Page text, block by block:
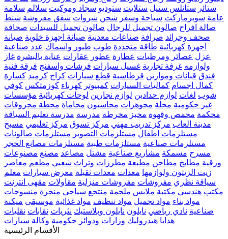
ستائر ستانلس ستيل ستلايت ستوديو سجاد وموكيت سلالم سلامة
عامة سوبرماركت سياحة وسفر شحن شروات شقق مفروشة شنط
صالة افراح صالون تجميل للرجال صالون تجميل للسيدات صحافة
صحف وجرائد صرافة صناعات معدنية صيانة اجهزة خلوية صيانة
اجهزة كهربائية طاقة متجددة طوب طيور واسماك عدد صناعية
عزل عصائر ومرطبات عطارة عطور عقارات عناية بالبشرة غاز
ولوازمه غرفة تجارية غسيل سيارات فرشات واسفنج فرقة فنية
فندق قبانات وموازين قرطاسية قطع سيارات كراج كرميد كسارة
كمال اجسام كماليات السيارات كمبيوتر كهرباء كوزمتكس كوفي
شوب لغات لوازم حدادين لوازم نجارين لوحات كهربائية مؤسسات
غير حكومية مجلة مجوهرات محاسبون محاماة محطة محروقات
محكمة محمص وقهوة مخبز مخرطة مدرسة مدرسة تعليم السياقة
مدينة العاب مركز تدريب مهني مركز تسوق مركز تعليمي مسبح
مستلزمات اطفال مستلزمات التصوير مستلزمات صالونات
مستلزمات صناعية مستلزمات طبية مستلزمات مصانع الحجر
مسرح مسمكة مشاريع صناعية مشتل مصاعد مصنع مصنوعات
ورقية مطابخ مطاحن مطبعة مطرزات وتراث شعبي مطعم معاصر
زيت الزيتون ولوازمها معدات معدات ثقيلة معرض سيارات معلم
سياقة نظري مفروشات مفروشات منزلية مقاولات مقهى انترنت
مكتب هندسي مكتبة ملابس ملحمة منتجع سياحي منجرة منسوجات
مواد بناء مواد تجميل مواد تنظيف مواد غذائية موسيقى ميكنة
صناعية نادي رياضي نايلون نايلون وبلاستيك نثريات نقابات نقليات
هدايا هيدروليك وزارات ودوائر حكومية وكالة سيارات
الأقسام الرئيسية